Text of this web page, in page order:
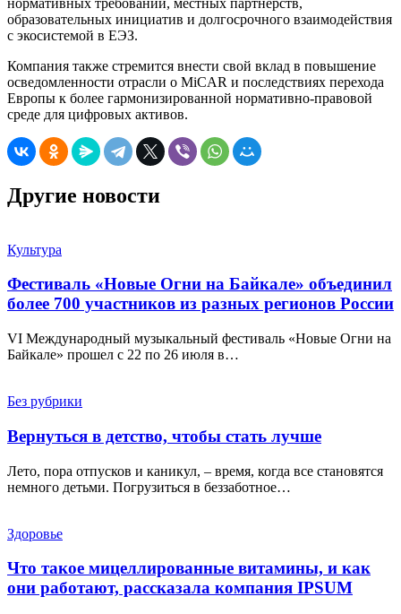
нормативных требований, местных партнерств,
образовательных инициатив и долгосрочного взаимодействия
с экосистемой в ЕЭЗ.
Компания также стремится внести свой вклад в повышение
осведомленности отрасли о MiCAR и последствиях перехода
Европы к более гармонизированной нормативно-правовой
среде для цифровых активов.
Другие новости
Культура
Фестиваль «Новые Огни на Байкале» объединил
более 700 участников из разных регионов России
VI Международный музыкальный фестиваль «Новые Огни на
Байкале» прошел с 22 по 26 июля в…
Без рубрики
Вернуться в детство, чтобы стать лучше
Лето, пора отпусков и каникул, – время, когда все становятся
немного детьми. Погрузиться в беззаботное…
Здоровье
Что такое мицеллированные витамины, и как
они работают, рассказала компания IPSUM